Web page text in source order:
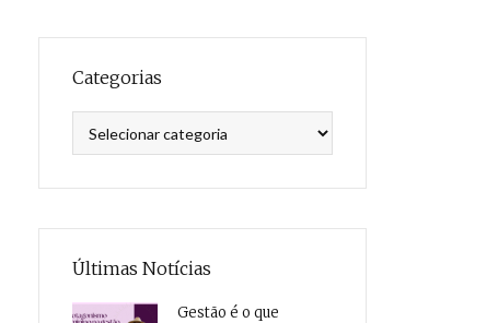
Categorias
Últimas Notícias
Gestão é o que